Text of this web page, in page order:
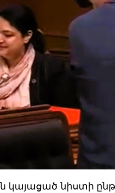
կայացած նիստի